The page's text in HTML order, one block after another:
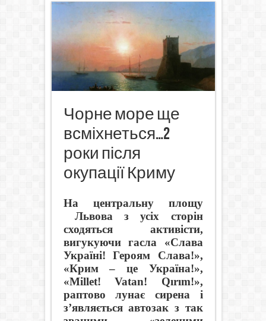
Чорне море ще
всміхнеться…2
роки після
окупації Криму
На центральну площу
Львова з усіх сторін
сходяться активісти,
вигукуючи гасла «Слава
Україні! Героям Слава!»,
«Крим – це Україна!»,
«Millet! Vatan! Qırım!»,
раптово лунає сирена і
з’являється автозак з так